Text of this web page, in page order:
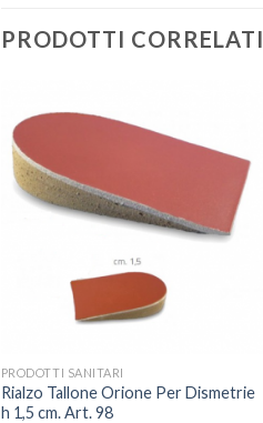
PRODOTTI CORRELATI
PRODOTTI SANITARI
Rialzo Tallone Orione Per Dismetrie
h 1,5 cm. Art. 98